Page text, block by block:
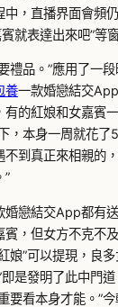
中，直播界面會頻
就表達出來吧”等
禮品。”應用了一
養一款婚戀結交
有的紅娘和女嘉賓
，本身一周就花了
不到真正來相親的
”
婚戀結交App都有
賓，但女方不克不
娘”可以提現，良
是發明了此中門
要看本身才能。”